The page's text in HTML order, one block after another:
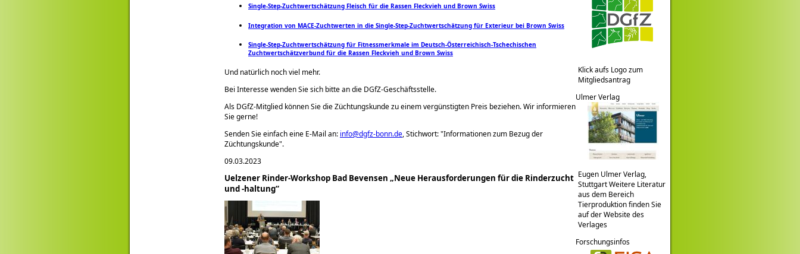
Single-Step-Zuchtwertschätzung Fleisch für die Rassen Fleckvieh und Brown Swiss
Integration von MACE-Zuchtwerten in die Single-Step-Zuchtwertschätzung für Exterieur bei Brown Swiss
Single-Step-Zuchtwertschätzung für Fitnessmerkmale im Deutsch-Österreichisch-Tschechischen
Zuchtwertschätzverbund für die Rassen Fleckvieh und Brown Swiss
Und natürlich noch viel mehr.
Bei Interesse wenden Sie sich bitte an die DGfZ-Geschäftsstelle.
Als DGfZ-Mitglied können Sie die Züchtungskunde zu einem vergünstigten Preis beziehen. Wir informieren
Sie gerne!
Senden Sie einfach eine E-Mail an: info@dgfz-bonn.de, Stichwort: Informationen zum Bezug der
Züchtungskunde .
09.03.2023
Uelzener Rinder-Workshop Bad Bevensen „Neue Herausforderungen für die Rinderzucht
und -haltung“
Klick aufs Logo zum
Mitgliedsantrag
Ulmer Verlag
Eugen Ulmer Verlag,
Stuttgart Weitere Literatur
aus dem Bereich
Tierproduktion finden Sie
auf der Website des
Verlages
Forschungsinfos